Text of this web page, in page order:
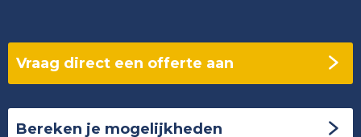
Vraag direct een offerte aan
Bereken je mogelijkheden